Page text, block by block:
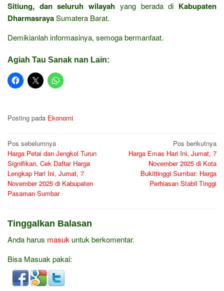
Sitiung, dan seluruh wilayah yang berada di Kabupaten
DharmasrayaSumatera Barat.
Demikianlah informasinya, semoga bermanfaat.
Agiah Tau Sanak nan Lain:
Posting pada Ekonomi
Navigasi
pos
Pos sebelumnya
Harga Petai dan Jengkol Turun
Signifikan, Cek Daftar Harga
Lengkap Hari Ini, Jumat, 7
November 2025 di Kabupaten
Pasaman Sumbar
Pos berikutnya
Harga Emas Hari Ini, Jumat, 7
November 2025 di Kota
Bukittinggi Sumbar: Harga
Perhiasan Stabil Tinggi
Tinggalkan Balasan
Anda harus masuk untuk berkomentar.
Bisa Masuak pakai: